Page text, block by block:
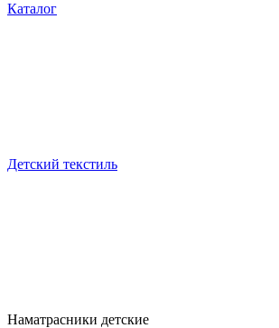
Каталог
Детский текстиль
Наматрасники детские